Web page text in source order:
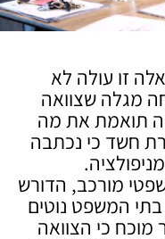
זו עולה לא
מגלה שצוואה
תואמת את מה
חשד כי נכתבה
מורכב, הדורש
בתי המשפט נוטים
כי הצוואה